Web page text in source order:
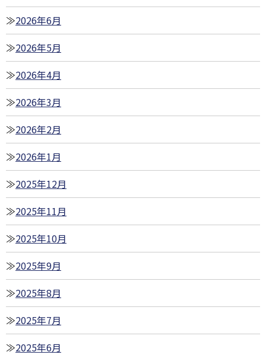
2026年6月
2026年5月
2026年4月
2026年3月
2026年2月
2026年1月
2025年12月
2025年11月
2025年10月
2025年9月
2025年8月
2025年7月
2025年6月